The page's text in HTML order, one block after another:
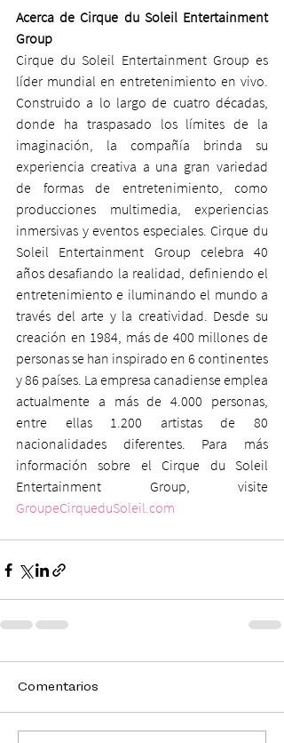
Acerca de Cirque du Soleil Entertainment
Group
Cirque du Soleil Entertainment Group es
líder mundial en entretenimiento en vivo.
Construido a lo largo de cuatro décadas,
donde ha traspasado los límites de la
imaginación, la compañía brinda su
experiencia creativa a una gran variedad
de formas de entretenimiento, como
producciones multimedia, experiencias
inmersivas y eventos especiales. Cirque du
Soleil Entertainment Group celebra 40
años desafiando la realidad, definiendo el
entretenimiento e iluminando el mundo a
través del arte y la creatividad. Desde su
creación en 1984, más de 400 millones de
personas se han inspirado en 6 continentes
y 86 países. La empresa canadiense emplea
actualmente a más de 4.000 personas,
entre ellas 1.200 artistas de 80
nacionalidades diferentes. Para más
información sobre el Cirque du Soleil
GroupeCirqueduSoleil.com
Comentarios